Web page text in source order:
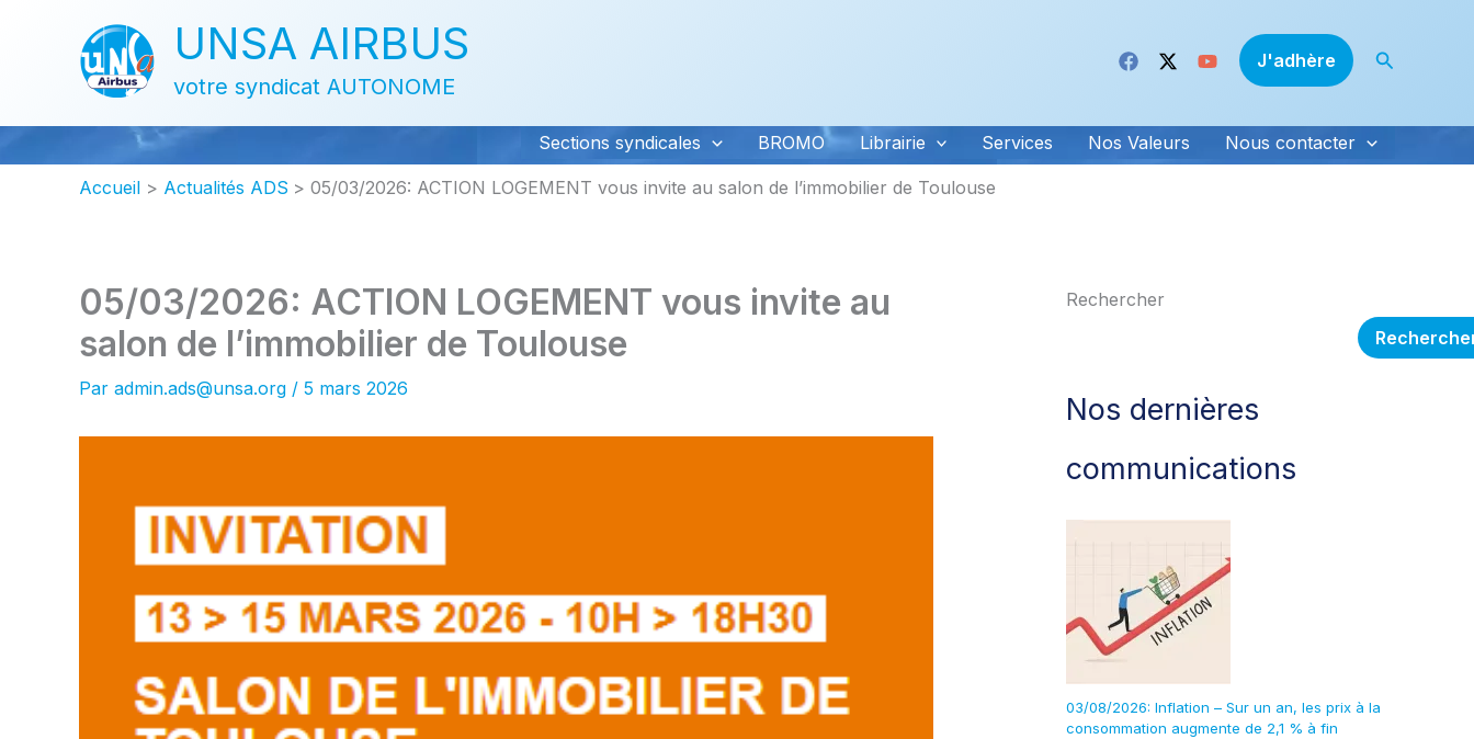
UNSA AIRBUS
votre syndicat AUTONOME
J'adhère
Sections syndicales BROMO Librairie Services Nos Valeurs Nous contacter
Accueil Actualités ADS 05/03/2026: ACTION LOGEMENT vous invite au salon de l’immobilier de Toulouse
05/03/2026: ACTION LOGEMENT vous invite au
salon de l’immobilier de Toulouse
Par admin.ads@unsa.org / 5 mars 2026
Rechercher
Nos dernières
communications
03/08/2026: Inflation – Sur un an, les prix à la
consommation augmente de 2,1 % à fin